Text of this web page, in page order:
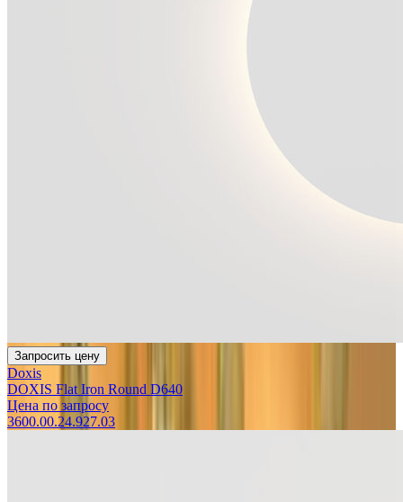
Запросить цену
Doxis
DOXIS Flat Iron Round D640
Цена по запросу
3600.00.24.927.03